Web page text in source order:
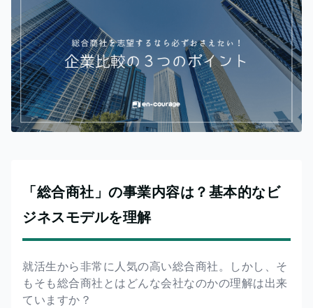
「総合商社」の事業内容は？基本的なビ
ジネスモデルを理解
就活生から非常に人気の高い総合商社。しかし、そ
もそも総合商社とはどんな会社なのかの理解は出来
ていますか？